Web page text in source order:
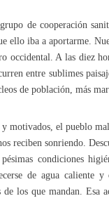
de cooperación
ello iba a aportarme.
occidental. A las diez
entre sublimes
de población, más
el pueblo
reciben sonriendo.
condiciones
de agua caliente
los que mandan.